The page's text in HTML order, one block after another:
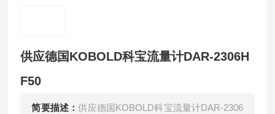
供应德国KOBOLD科宝流量计DAR-2306H
F50
简要描述：供应德国KOBOLD科宝流量计DAR-2306